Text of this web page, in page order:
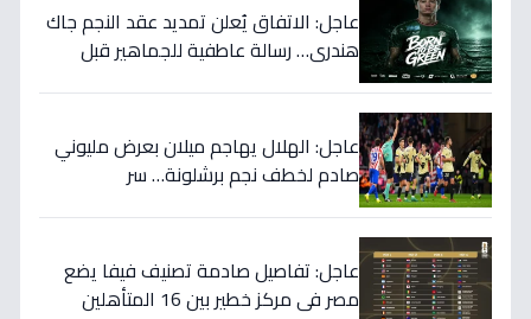
عاجل: الاتفاق يُعلن تمديد عقد النجم جاك
هندري… رسالة عاطفية للجماهير قبل
عاجل: الهلال يهاجم ميلان بعرض مليوني
صادم لخطف نجم برشلونة… سر
عاجل: تفاصيل صادمة تصنيف فيفا يضع
مصر في مركز خطير بين 16 المتأهلين